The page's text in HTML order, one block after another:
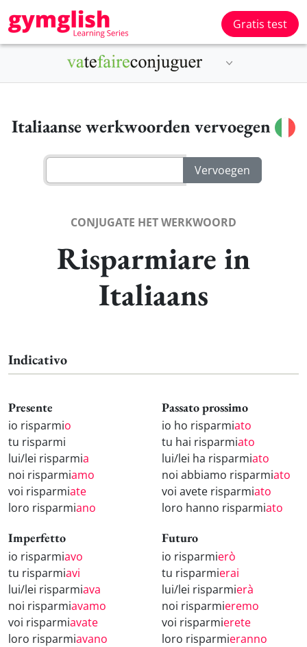
Gratis test
Italiaanse werkwoorden vervoegen
CONJUGATE HET WERKWOORD
Risparmiare in
Italiaans
Indicativo
Presente
io risparmio
tu risparmi
lui/lei risparmia
noi risparmiamo
voi risparmiate
loro risparmiano
Passato prossimo
io ho risparmiato
tu hai risparmiato
lui/lei ha risparmiato
noi abbiamo risparmiato
voi avete risparmiato
loro hanno risparmiato
Imperfetto
io risparmiavo
tu risparmiavi
lui/lei risparmiava
noi risparmiavamo
voi risparmiavate
loro risparmiavano
Futuro
io risparmierò
tu risparmierai
lui/lei risparmierà
noi risparmieremo
voi risparmierete
loro risparmieranno